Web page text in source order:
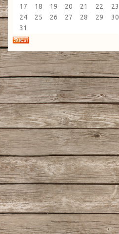
17
18 19 20 21 22
23
24
25 26 27 28 29
30
31